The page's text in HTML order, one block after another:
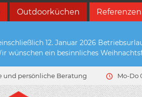
Outdoorküchen Referenzen
12. Januar 2026
wünschen ein besinnliches
und persönliche Beratung Mo-Do